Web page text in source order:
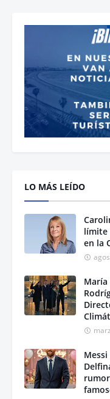
LO MÁS LEÍDO
límite
en la
María